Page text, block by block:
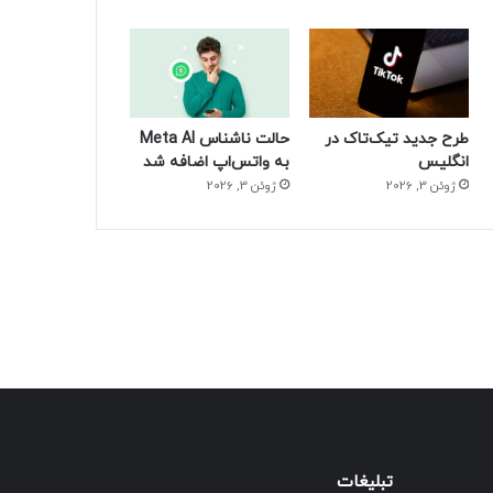
طرح جدید تیک‌تاک در
انگلیس
ژوئن 3, 2026
حالت ناشناس Meta AI
به واتس‌اپ اضافه شد
ژوئن 3, 2026
تبلیغات